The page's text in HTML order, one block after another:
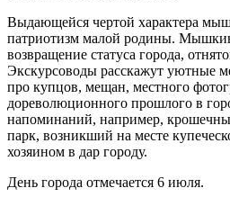
Выдающейся чертой характера
патриотизм малой родины.
возвращение статуса города,
Экскурсоводы расскажут уютные
про купцов, мещан, местного
дореволюционного прошлого в
напоминаний, например,
парк, возникший на месте
хозяином в дар городу.
День города отмечается 6 июля.